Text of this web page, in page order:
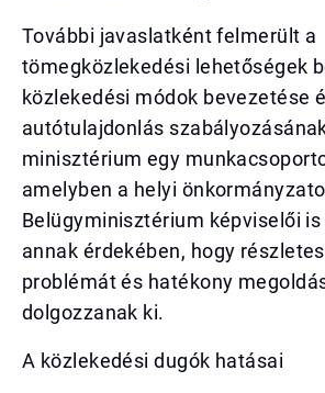
További javaslatként felmerült a
tömegközlekedési lehetőségek
közlekedési módok bevezetése
autótulajdonlás
minisztérium egy
amelyben a helyi
Belügyminisztérium képviselői
annak érdekében, hogy
problémát és hatékony
dolgozzanak ki.
A közlekedési dugók hatásai